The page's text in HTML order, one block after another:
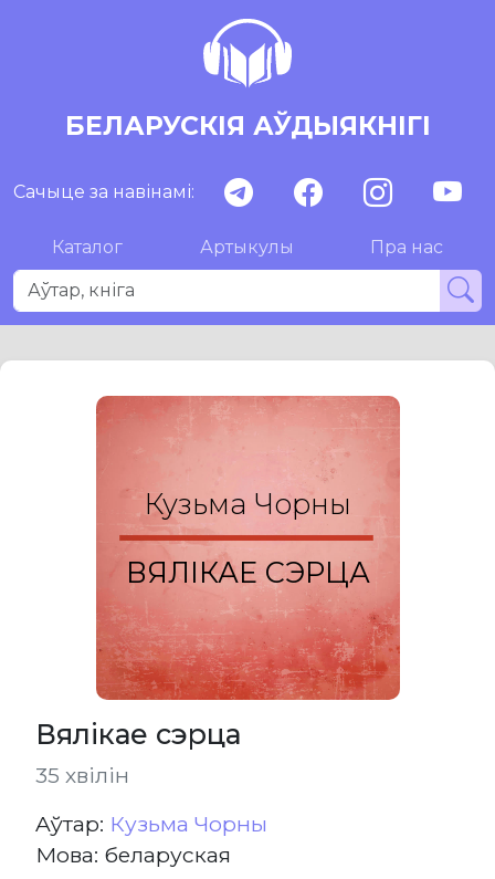
БЕЛАРУСКІЯ АЎДЫЯКНІГІ
Сачыце за навінамі:
Каталог Артыкулы Пра нас
Кузьма Чорны
ВЯЛІКАЕ СЭРЦА
Вялікае сэрца
35 хвілін
Aўтар: Кузьма Чорны
Мова: беларуская